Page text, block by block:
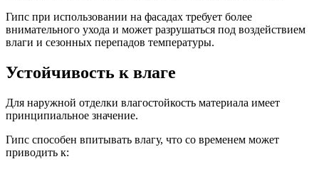
Гипс при использовании на фасадах требует более
внимательного ухода и может разрушаться под воздействием
влаги и сезонных перепадов температуры.
Устойчивость к влаге
Для наружной отделки влагостойкость материала имеет
принципиальное значение.
Гипс способен впитывать влагу, что со временем может
приводить к: